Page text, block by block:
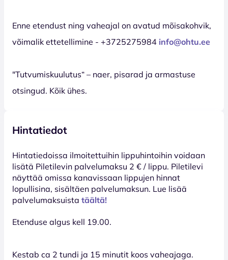
Enne etendust ning vaheajal on avatud mõisakohvik,
võimalik ettetellimine - +3725275984 info@ohtu.ee
"Tutvumiskuulutus“ – naer, pisarad ja armastuse
otsingud. Kõik ühes.
Hintatiedot
Hinta­tiedoissa ilmoitettuihin lippuhintoihin voidaan
lisätä Piletilevin palvelumaksu 2 € / lippu. Piletilevi
näyttää omissa kanavissaan lippujen hinnat
lopullisina, sisältäen palvelumaksun. Lue lisää
palvelumaksuista täältä!
Etenduse algus kell 19.00.
Kestab ca 2 tundi ja 15 minutit koos vaheajaga.